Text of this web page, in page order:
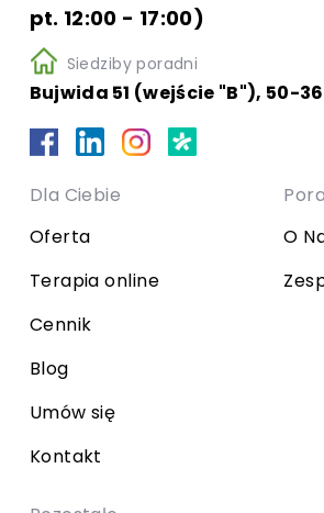
pt. 12:00 - 17:00)
Siedziby poradni
Bujwida 51 (wejście "B"), 50-
Dla Ciebie
Oferta
Terapia online
Cennik
Blog
Umów się
Kontakt
O